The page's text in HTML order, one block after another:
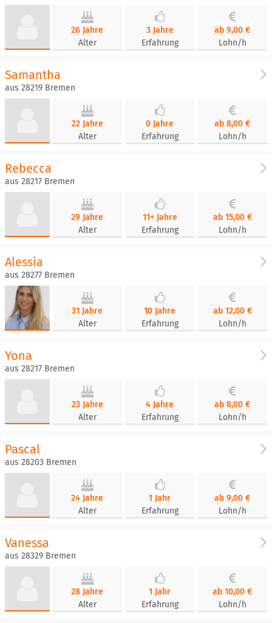
26 Jahre
Alter
3 Jahre
Erfahrung
ab 9,00 €
Lohn/h
Samantha
aus 28219 Bremen
22 Jahre
Alter
0 Jahre
Erfahrung
ab 8,00 €
Lohn/h
Rebecca
aus 28217 Bremen
29 Jahre
Alter
11+ Jahre
Erfahrung
ab 15,00 €
Lohn/h
Alessia
aus 28277 Bremen
31 Jahre
Alter
10 Jahre
Erfahrung
ab 12,00 €
Lohn/h
Yona
aus 28217 Bremen
23 Jahre
Alter
4 Jahre
Erfahrung
ab 8,00 €
Lohn/h
Pascal
aus 28203 Bremen
24 Jahre
Alter
1 Jahr
Erfahrung
ab 9,00 €
Lohn/h
Vanessa
aus 28329 Bremen
28 Jahre
Alter
1 Jahr
Erfahrung
ab 10,00 €
Lohn/h